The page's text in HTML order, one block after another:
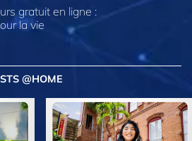
gratuit en ligne :
la vie
@HOME